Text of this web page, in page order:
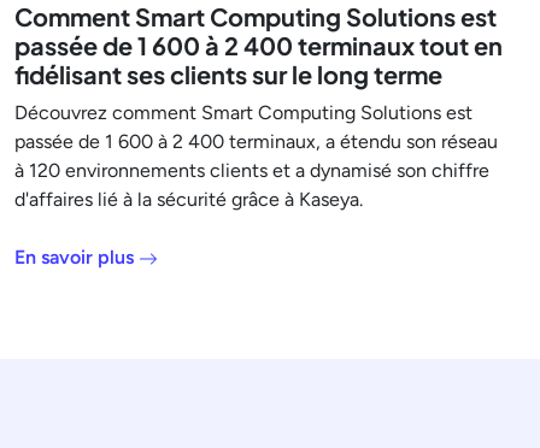
Comment Smart Computing Solutions est
passée de 1 600 à 2 400 terminaux tout en
fidélisant ses clients sur le long terme
Découvrez comment Smart Computing Solutions est
passée de 1 600 à 2 400 terminaux, a étendu son réseau
à 120 environnements clients et a dynamisé son chiffre
d'affaires lié à la sécurité grâce à Kaseya.
En savoir plus